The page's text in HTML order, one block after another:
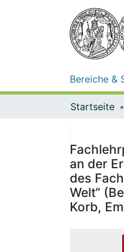
Bereiche &
Startseite
an der
des
Welt“
Korb,